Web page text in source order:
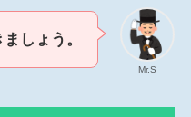
Mr.S
しょう。